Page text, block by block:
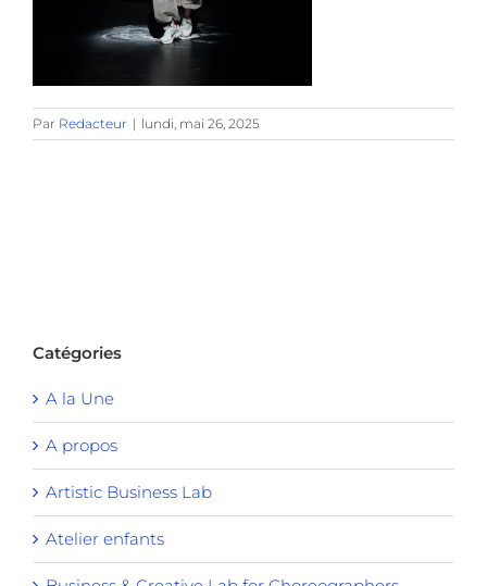
Par Redacteur | lundi, mai 26, 2025
Catégories
A la Une
A propos
Artistic Business Lab
Atelier enfants